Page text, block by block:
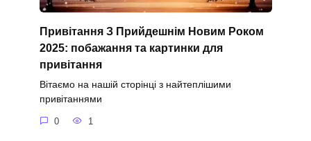
Привітання З Прийдешнім Новим Роком
2025: побажання та картинки для
привітання
Вітаємо на нашій сторінці з найтеплішими
привітаннями
0 1